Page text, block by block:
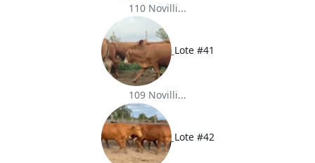
110 Novilli...
Lote #41
109 Novilli...
Lote #42